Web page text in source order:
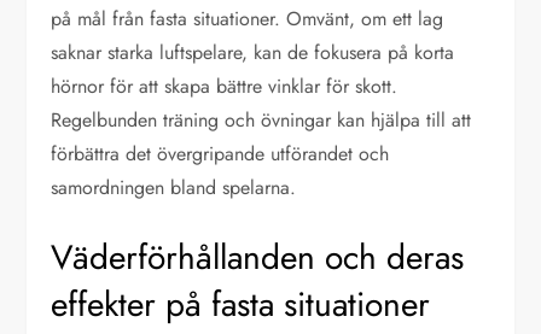
på mål från fasta situationer. Omvänt, om ett lag
saknar starka luftspelare, kan de fokusera på korta
hörnor för att skapa bättre vinklar för skott.
Regelbunden träning och övningar kan hjälpa till att
förbättra det övergripande utförandet och
samordningen bland spelarna.
Väderförhållanden och deras
effekter på fasta situationer